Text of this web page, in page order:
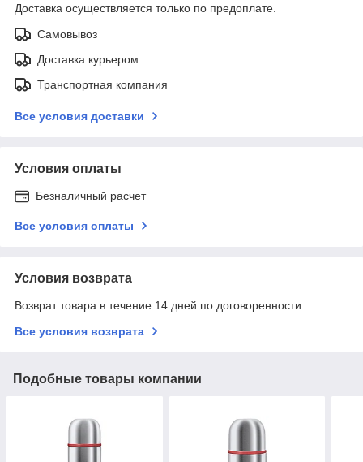
Доставка осуществляется только по предоплате.
Самовывоз
Доставка курьером
Транспортная компания
Все условия доставки
Условия оплаты
Безналичный расчет
Все условия оплаты
Условия возврата
Возврат товара в течение 14 дней по договоренности
Все условия возврата
Подобные товары компании